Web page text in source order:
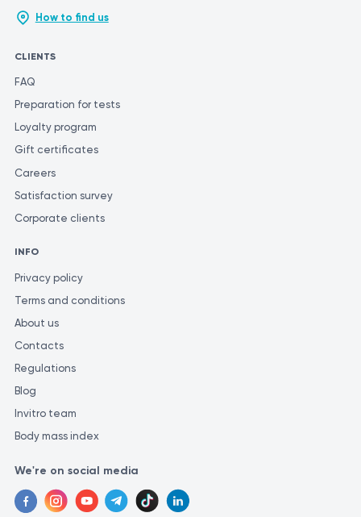
How to find us
CLIENTS
FAQ
Preparation for tests
Loyalty program
Gift certificates
Careers
Satisfaction survey
Corporate clients
INFO
Privacy policy
Terms and conditions
About us
Contacts
Regulations
Blog
Invitro team
Body mass index
We're on social media